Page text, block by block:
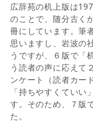
広辞苑の机上版は
のことで、随分古く
冊にしています。筆
思いますし、岩波の
うですが、６版で「
う読者の声に応えて
ンケート（読者カー
「持ちやすくてい
す。そのため、７版
た。